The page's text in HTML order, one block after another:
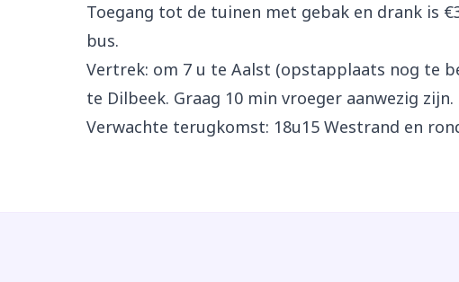
Toegang tot de tuinen met gebak en drank is
bus.
Vertrek: om 7 u te Aalst (opstapplaats nog te
te Dilbeek. Graag 10 min vroeger aanwezig zijn.
Verwachte terugkomst: 18u15 Westrand en